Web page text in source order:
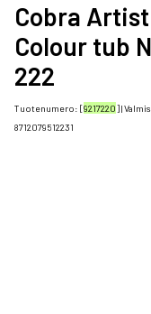
Cobra
Colour tub
222
Tuotenumero: [9217220] |
8712079512231